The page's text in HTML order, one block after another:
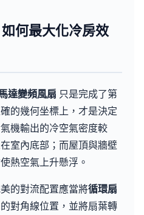
何最大化冷房效
達變頻風扇 只是完成了第
的幾何坐標上，才是決定
機輸出的冷空氣密度較
室內底部；而屋頂與牆壁
熱空氣上升懸浮。
的對流配置應當將循環扇
對角線位置，並將扇葉轉